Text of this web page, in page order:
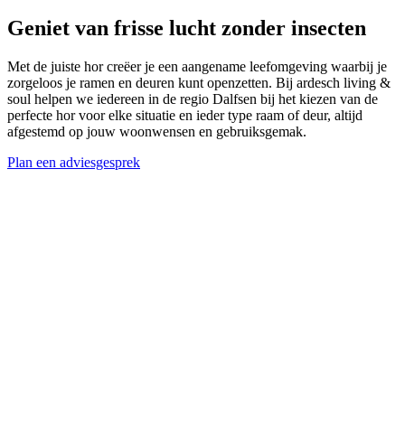
Geniet van frisse lucht zonder insecten
Met de juiste hor creëer je een aangename leefomgeving waarbij je
zorgeloos je ramen en deuren kunt openzetten. Bij ardesch living &
soul helpen we iedereen in de regio Dalfsen bij het kiezen van de
perfecte hor voor elke situatie en ieder type raam of deur, altijd
afgestemd op jouw woonwensen en gebruiksgemak.
Plan een adviesgesprek